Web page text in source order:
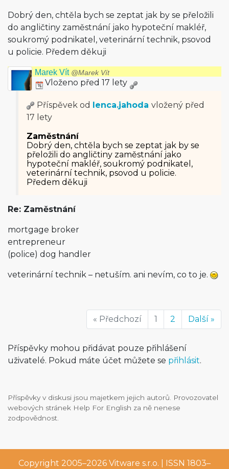
Dobrý den, chtěla bych se zeptat jak by se přeložili
do angličtiny zaměstnání jako hypoteční makléř,
soukromý podnikatel, veterinární technik, psovod
u policie. Předem děkuji
Marek Vít @Marek Vít
Vloženo před 17 lety
Příspěvek od lenca.jahoda vložený před
17 lety
Zaměstnání
Dobrý den, chtěla bych se zeptat jak by se
přeložili do angličtiny zaměstnání jako
hypoteční makléř, soukromý podnikatel,
veterinární technik, psovod u policie.
Předem děkuji
Re: Zaměstnání
mortgage broker
entrepreneur
(police) dog handler
veterinární technik – netuším. ani nevím, co to je.
« Předchozí 1 2 Další »
Příspěvky mohou přidávat pouze přihlášení
uživatelé. Pokud máte účet můžete se přihlásit.
Příspěvky v diskusi jsou majetkem jejich autorů. Provozovatel
webových stránek Help For English za ně nenese
zodpovědnost.
Copyright 2005–2026 Vitware s.r.o. | ISSN 1803–